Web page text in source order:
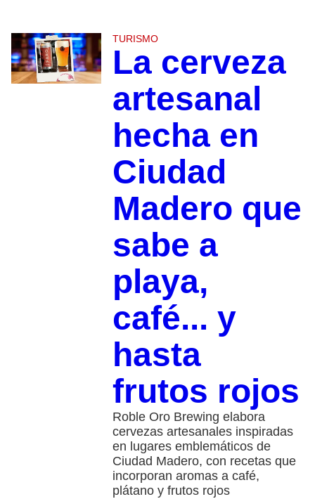
TURISMO
La cerveza
artesanal
hecha en
Ciudad
Madero que
sabe a
playa,
café... y
hasta
frutos rojos
Roble Oro Brewing elabora
cervezas artesanales inspiradas
en lugares emblemáticos de
Ciudad Madero, con recetas que
incorporan aromas a café,
plátano y frutos rojos